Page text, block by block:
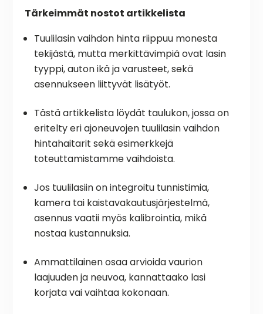
Tärkeimmät nostot artikkelista
Tuulilasin vaihdon hinta riippuu monesta
tekijästä, mutta merkittävimpiä ovat lasin
tyyppi, auton ikä ja varusteet, sekä
asennukseen liittyvät lisätyöt.
Tästä artikkelista löydät taulukon, jossa on
eritelty eri ajoneuvojen tuulilasin vaihdon
hintahaitarit sekä esimerkkejä
toteuttamistamme vaihdoista.
Jos tuulilasiin on integroitu tunnistimia,
kamera tai kaistavakautusjärjestelmä,
asennus vaatii myös kalibrointia, mikä
nostaa kustannuksia.
Ammattilainen osaa arvioida vaurion
laajuuden ja neuvoa, kannattaako lasi
korjata vai vaihtaa kokonaan.